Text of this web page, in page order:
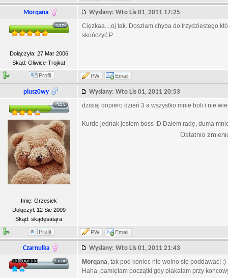
Morqana Wysłany: Wto Lis 01, 2011 17:25
Dołączyła: 27 Mar 2006
Skąd: Gliwice-Trojkat
Cięzkaa...,oj tak. Doszłam chyba do trzydziestego
skończyć:P
Profil PW Email
plusz0wy Wysłany: Wto Lis 01, 2011 20:53
Imię: Grzesiek
Dołączył: 12 Sie 2009
Skąd: skądęsatąra
dzisiaj dopiero dzień 3 a wszystko mnie boli i nie
Kurde jednak jestem boss :D Dałem radę, duma
Ostatnio
Profil PW Email
Czarnulka Wysłany: Wto Lis 01, 2011 21:43
Morqana, tak pod koniec nie wolno się poddawać! :)
Haha, pamiętam początki gdy płakałam przy